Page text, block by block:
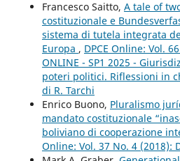
Francesco Saitto, A tale of
costituzionale e
sistema di tutela integrata
Europa , DPCE Online: Vol.
ONLINE - SP1 2025 -
poteri politici. Riflessioni in
di R. Tarchi
Enrico Buono, Pluralismo
mandato costituzionale
boliviano di cooperazione
Online: Vol. 37 No. 4 (2018):